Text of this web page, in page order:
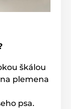
škálou
plemena
psa.